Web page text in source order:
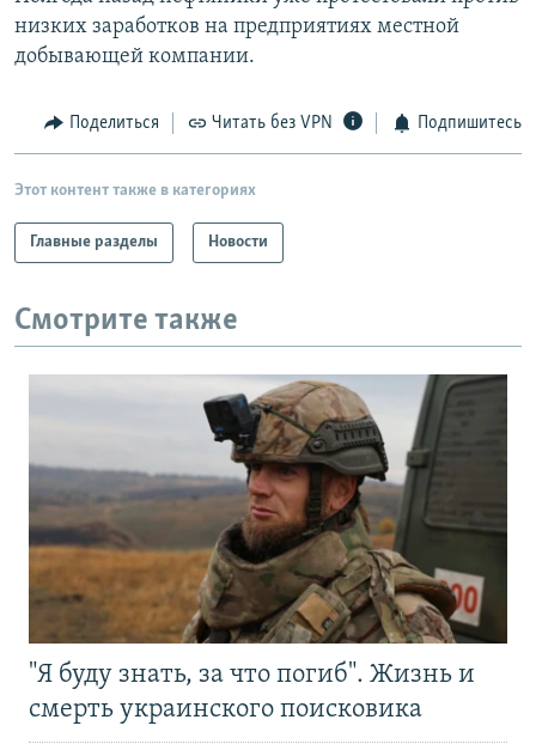
низких заработков на предприятиях местной
добывающей компании.
Поделиться Читать без VPN Подпишитесь
Этот контент также в категориях
Главные разделы Новости
Смотрите также
"Я буду знать, за что погиб". Жизнь и
смерть украинского поисковика